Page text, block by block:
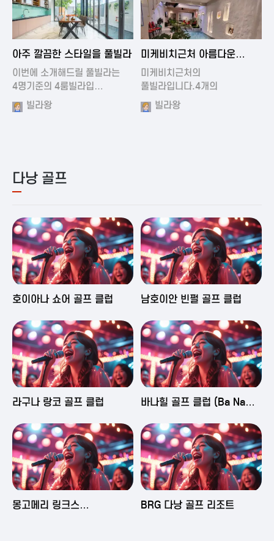
2024-11-19 01:01
아주 깔끔한 스타일을 풀빌라
이번에 소개해드릴 풀빌라는
4명기준의 4룸빌라입…
빌라왕
2024-11-16 15:32
미케비치근처 아름다운
풀빌라
미케비치근처의
풀빌라입니다.4개의
아름다운방과…
빌라왕
다낭 골프
2025-06-03 16:43
호이아나 쇼어 골프 클럽 2025-06-03 15:09
남호이안 빈펄 골프 클럽
2025-06-03 15:05
라구나 랑코 골프 클럽 2025-06-03 14:58
바나힐 골프 클럽 (Ba Na
2025-06-03 14:50
몽고메리 링크스
2025-06-02 23:29
BRG 다낭 골프 리조트